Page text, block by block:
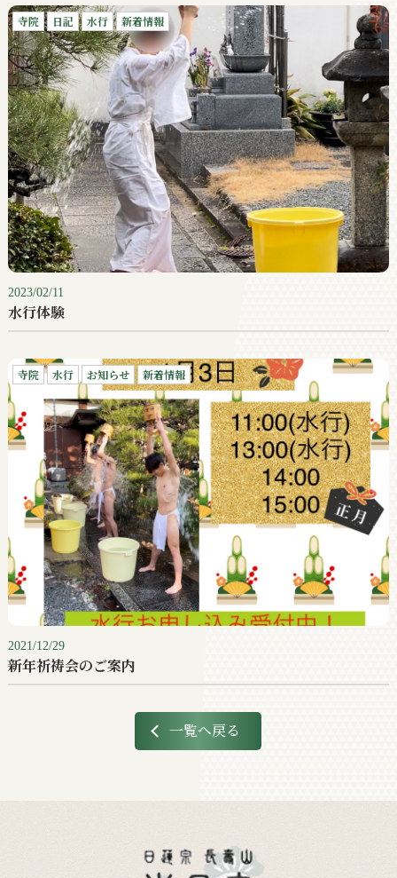
寺院 日記 水行 新着情報
2023/02/11
水行体験
寺院 水行 お知らせ 新着情報
2021/12/29
新年祈祷会のご案内
一覧へ戻る